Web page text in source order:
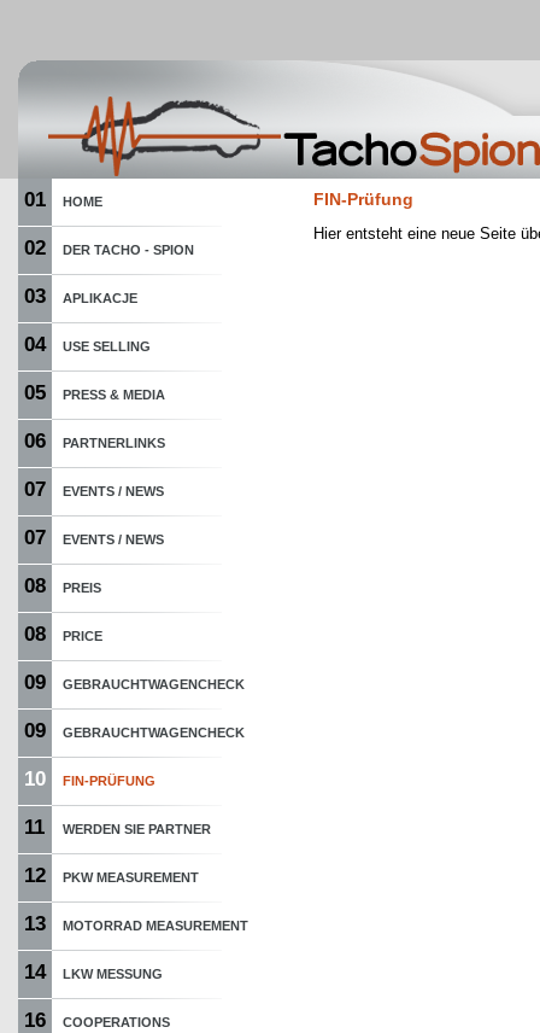
01 HOME
02 DER TACHO - SPION
03 APLIKACJE
04 USE SELLING
05 PRESS & MEDIA
06 PARTNERLINKS
07 EVENTS / NEWS
07 EVENTS / NEWS
08 PREIS
08 PRICE
09 GEBRAUCHTWAGENCHECK
09 GEBRAUCHTWAGENCHECK
10 FIN-PRÜFUNG
11 WERDEN SIE PARTNER
12 PKW MEASUREMENT
13 MOTORRAD MEASUREMENT
14 LKW MESSUNG
16 COOPERATIONS
FIN-Prüfung
Hier entsteht eine neue Seite